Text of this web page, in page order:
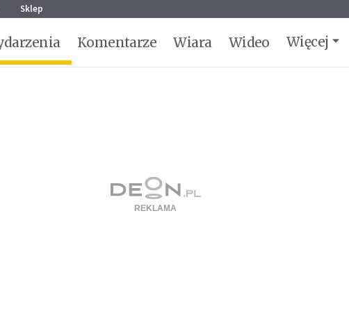
Sklep
Komentarze Wiara Wideo Więcej